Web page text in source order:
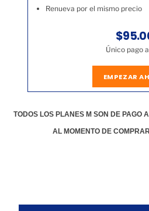
Renueva por el mismo precio
Único pago
EMPEZAR
TODOS LOS PLANES M SON DE PAGO
AL MOMENTO DE